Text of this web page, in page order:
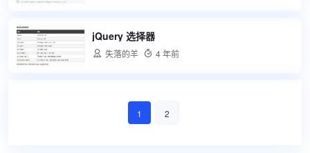
jQuery 选择器
 失落的羊  4 年前
1 2